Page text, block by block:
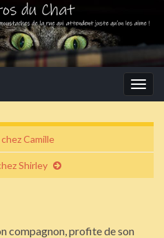
Camille
Shirley
compagnon, profite de son